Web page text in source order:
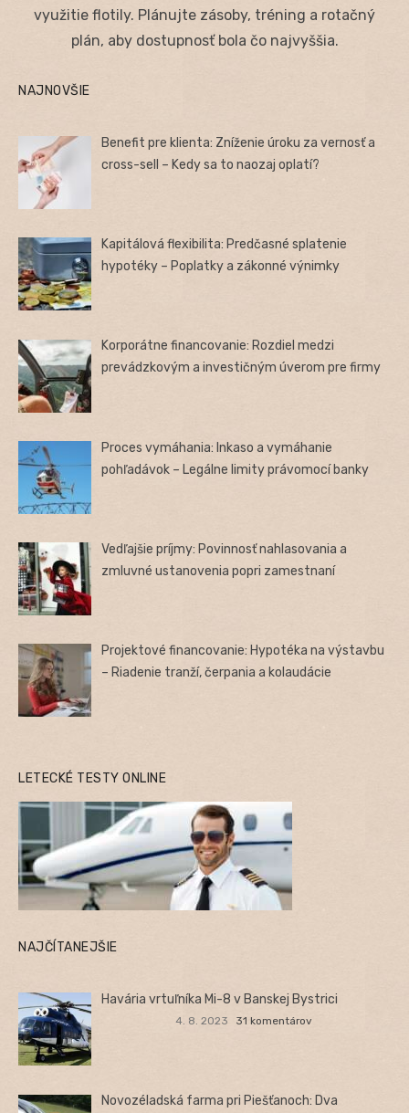
využitie flotily. Plánujte zásoby, tréning a rotačný
plán, aby dostupnosť bola čo najvyššia.
NAJNOVŠIE
Benefit pre klienta: Zníženie úroku za vernosť a
cross-sell – Kedy sa to naozaj oplatí?
Kapitálová flexibilita: Predčasné splatenie
hypotéky – Poplatky a zákonné výnimky
Korporátne financovanie: Rozdiel medzi
prevádzkovým a investičným úverom pre firmy
Proces vymáhania: Inkaso a vymáhanie
pohľadávok – Legálne limity právomocí banky
Vedľajšie príjmy: Povinnosť nahlasovania a
zmluvné ustanovenia popri zamestnaní
Projektové financovanie: Hypotéka na výstavbu
– Riadenie tranží, čerpania a kolaudácie
LETECKÉ TESTY ONLINE
NAJČÍTANEJŠIE
Havária vrtuľníka Mi-8 v Banskej Bystrici
4. 8. 2023 31 komentárov
Novozéladská farma pri Piešťanoch: Dva